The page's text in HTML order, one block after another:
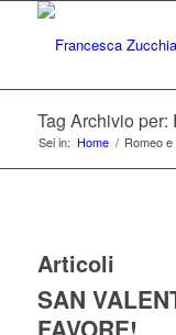
Tag Archivio
Sei in: Home / Romeo
Articoli
SAN
FAVORE!